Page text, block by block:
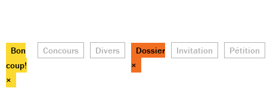
Bon
coup!
×
Concours Divers
Dossier
×
Invitation Pétition